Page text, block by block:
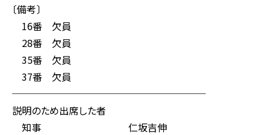
〔備考〕
16番 欠員
28番 欠員
35番 欠員
37番 欠員
────────────────────
説明のため出席した者
知事 仁坂吉伸